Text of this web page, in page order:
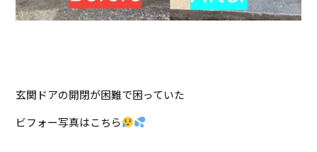
玄関ドアの開閉が困難で困っていた
ビフォー写真はこちら